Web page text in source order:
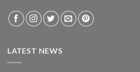
LATEST NEWS